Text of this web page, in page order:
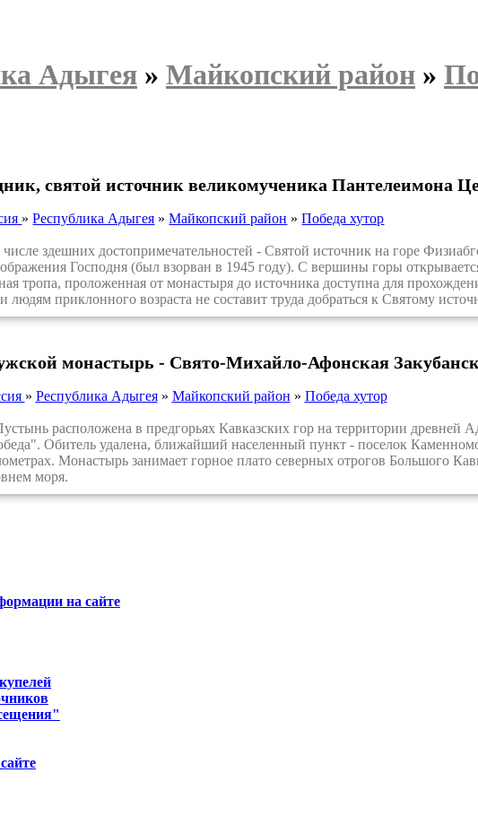
Адыгея » Майкопский район »
святой источник великомученика Пантелеимона
»Республика Адыгея »Майкопский район »Победа хутор
здешних достопримечательностей - Святой источник на горе
Господня (был взорван в 1945 году). С вершины горы
тропа, проложенная от монастыря до источника доступна для
людям приклонного возраста не составит труда добраться к Святому
монастырь - Свято-Михайло-Афонская
» Республика Адыгея» Майкопский район » Победа хутор
расположена в предгорьях Кавказских гор на территории древней
Обитель удалена, ближайший населенный пункт - поселок
Монастырь занимает горное плато северных отрогов Большого
моря.
на сайте